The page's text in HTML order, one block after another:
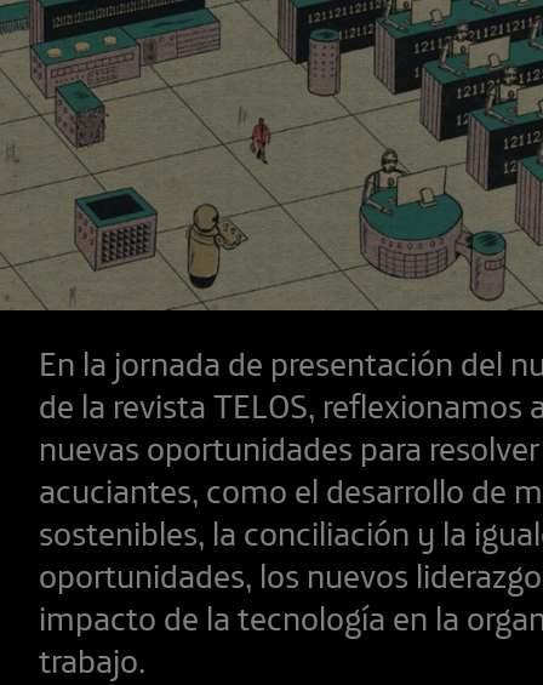
En la jornada de presentación del
de la revista TELOS, reflexionamos
nuevas oportunidades para
acuciantes, como el desarrollo de
sostenibles, la conciliación y la
oportunidades, los nuevos
impacto de la tecnología en la
trabajo.